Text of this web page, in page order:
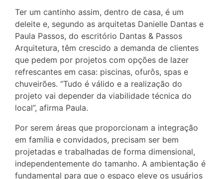
Ter um cantinho assim, dentro de casa, é um
deleite e, segundo as arquitetas Danielle Dantas e
Paula Passos, do escritório Dantas & Passos
Arquitetura, têm crescido a demanda de clientes
que pedem por projetos com opções de lazer
refrescantes em casa: piscinas, ofurôs, spas e
chuveirões. “Tudo é válido e a realização do
projeto vai depender da viabilidade técnica do
local”, afirma Paula.
Por serem áreas que proporcionam a integração
em família e convidados, precisam ser bem
projetadas e trabalhadas de forma dimensional,
independentemente do tamanho. A ambientação é
fundamental para que o espaço eleve os usuários